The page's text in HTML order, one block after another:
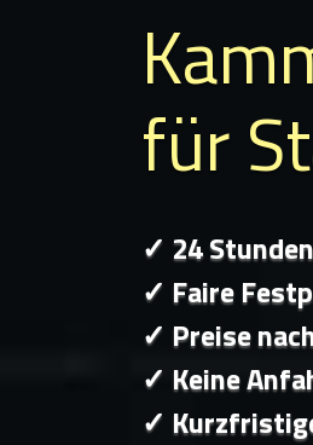
für
✓ 24
✓ Faire
✓ Preise
✓ Keine
✓